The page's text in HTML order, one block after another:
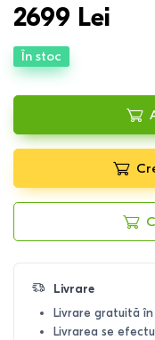
2699 Lei
În stoc
Livrare
Livrare gratuită în
Livrarea se